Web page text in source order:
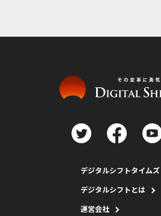
デジタルシフトタイム
デジタルシフトとは
運営会社